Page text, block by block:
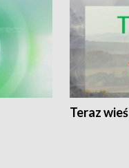
Teraz wieś